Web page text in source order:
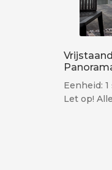
Eenheid:
Let op!